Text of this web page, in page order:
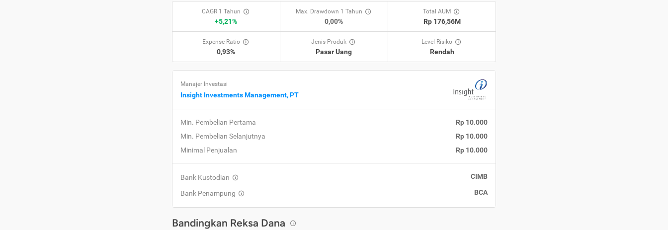
CAGR 1 Tahun
+5,21%
Max. Drawdown 1 Tahun
0,00%
Total AUM
Rp 176,56M
Expense Ratio
0,93%
Jenis Produk
Pasar Uang
Level Risiko
Rendah
Manajer Investasi
Insight Investments Management, PT
Min. Pembelian Pertama
Rp 10.000
Min. Pembelian Selanjutnya
Rp 10.000
Minimal Penjualan
Rp 10.000
Bank Kustodian CIMB
Bank Penampung BCA
Bandingkan Reksa Dana